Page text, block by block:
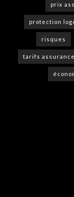
prix
protection
risques
tarifs assurance